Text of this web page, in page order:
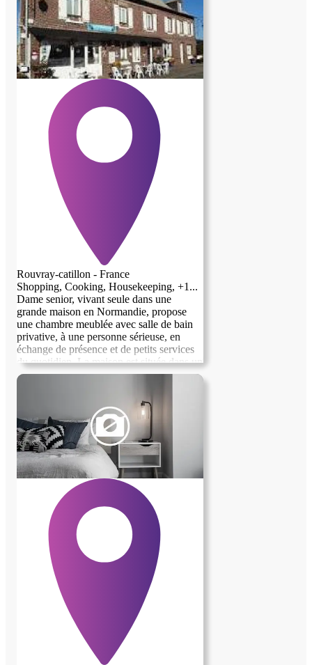
qu'elle soit ordonnée , respectueuse et
accepte quelques petits travaux de
peinture. Les personnes peuvent me
contacter par sms, je ne réponds pas au
numéro de téléphone que je ne connais
pas.
Rouvray-catillon - France
Shopping, Cooking, Housekeeping, +1...
Dame senior, vivant seule dans une
grande maison en Normandie, propose
une chambre meublée avec salle de bain
privative, à une personne sérieuse, en
échange de présence et de petits services
du quotidien. La maison est située dans un
environnement calme, avec accès aux